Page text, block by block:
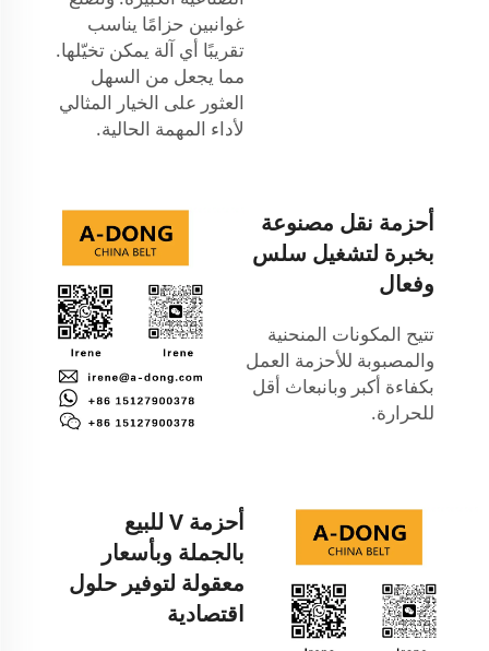
غوانبين حزامًا يناسب
تقريبًا أي آلة يمكن تخيّلها.
مما يجعل من السهل
العثور على الخيار المثالي
لأداء المهمة الحالية.
أحزمة نقل مصنوعة
بخبرة لتشغيل سلس
وفعال
تتيح المكونات المنحنية
والمصبوبة للأحزمة العمل
بكفاءة أكبر وبانبعاث أقل
للحرارة.
أحزمة V للبيع
بالجملة وبأسعار
معقولة لتوفير حلول
اقتصادية